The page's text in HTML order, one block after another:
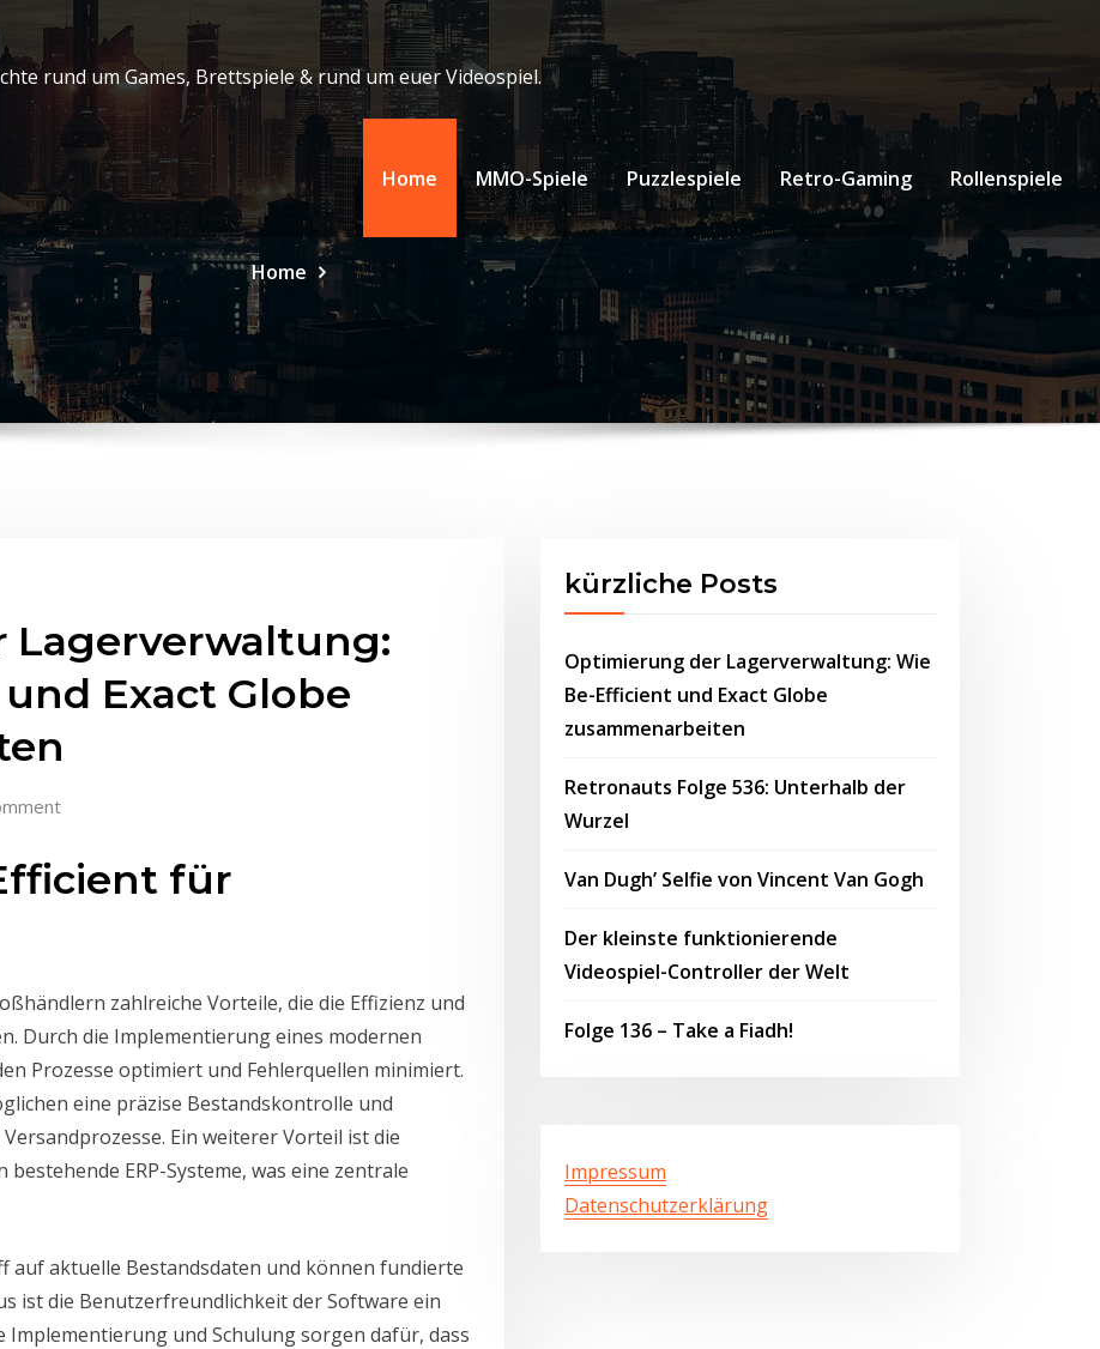
rund um Games, Brettspiele & rund um euer Videospiel.
Home MMO-Spiele Puzzlespiele Retro-Gaming Rollenspiele
Home
Exact Globe
für
zahlreiche Vorteile, die die Effizienz und
Durch die Implementierung eines modernen
Prozesse optimiert und Fehlerquellen minimiert.
eine präzise Bestandskontrolle und
Ein weiterer Vorteil ist die
ERP-Systeme, was eine zentrale
auf aktuelle Bestandsdaten und können fundierte
ist die Benutzerfreundlichkeit der Software ein
Implementierung und Schulung sorgen dafür, dass
kürzliche Posts
Optimierung der Lagerverwaltung: Wie
Be-Efficient und Exact Globe
zusammenarbeiten
Retronauts Folge 536: Unterhalb der
Wurzel
Van Dugh’ Selfie von Vincent Van Gogh
Der kleinste funktionierende
Videospiel-Controller der Welt
Folge 136 – Take a Fiadh!
Impressum
Datenschutzerklärung